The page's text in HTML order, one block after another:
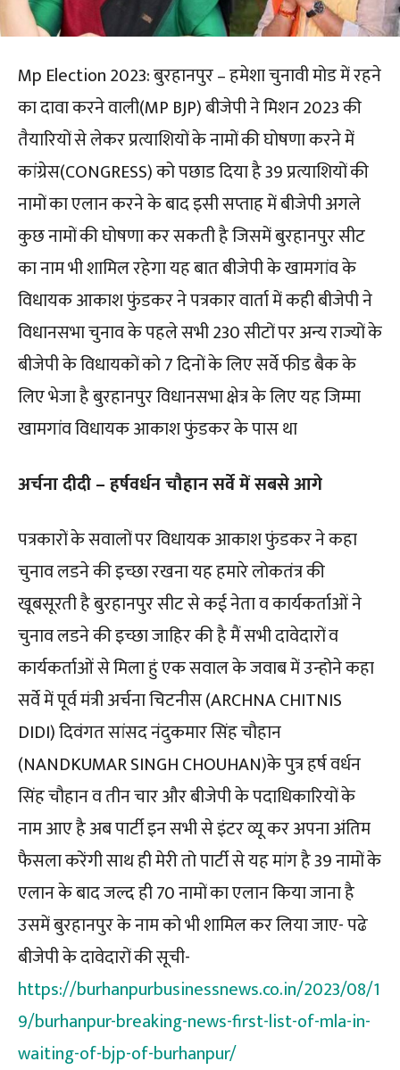
Mp Election 2023: बुरहानपुर – हमेशा चुनावी मोड में रहने
का दावा करने वाली(MP BJP) बीजेपी ने मिशन 2023 की
तैयारियों से लेकर प्रत्याशियों के नामों की घोषणा करने में
कांग्रेस(CONGRESS) को पछाड दिया है 39 प्रत्याशियों की
नामों का एलान करने के बाद इसी सप्ताह में बीजेपी अगले
कुछ नामों की घोषणा कर सकती है जिसमें बुरहानपुर सीट
का नाम भी शामिल रहेगा यह बात बीजेपी के खामगांव के
विधायक आकाश फुंडकर ने पत्रकार वार्ता में कही बीजेपी ने
विधानसभा चुनाव के पहले सभी 230 सीटों पर अन्य राज्यों के
बीजेपी के विधायकों को 7 दिनों के लिए सर्वे फीड बैक के
लिए भेजा है बुरहानपुर विधानसभा क्षेत्र के लिए यह जिम्मा
खामगांव विधायक आकाश फुंडकर के पास था
अर्चना दीदी – हर्षवर्धन चौहान सर्वे में सबसे आगे
पत्रकारों के सवालों पर विधायक आकाश फुंडकर ने कहा
चुनाव लडने की इच्छा रखना यह हमारे लोकतंत्र की
खूबसूरती है बुरहानपुर सीट से कई नेता व कार्यकर्ताओं ने
चुनाव लडने की इच्छा जाहिर की है मैं सभी दावेदारों व
कार्यकर्ताओं से मिला हुं एक सवाल के जवाब में उन्होने कहा
सर्वे में पूर्व मंत्री अर्चना चिटनीस (ARCHNA CHITNIS
DIDI) दिवंगत सांसद नंदुकमार सिंह चौहान
(NANDKUMAR SINGH CHOUHAN)के पुत्र हर्ष वर्धन
सिंह चौहान व तीन चार और बीजेपी के पदाधिकारियों के
नाम आए है अब पार्टी इन सभी से इंटर व्यू कर अपना अंतिम
फैसला करेंगी साथ ही मेरी तो पार्टी से यह मांग है 39 नामों के
एलान के बाद जल्द ही 70 नामों का एलान किया जाना है
उसमें बुरहानपुर के नाम को भी शामिल कर लिया जाए- पढे
बीजेपी के दावेदारों की सूची-
https://burhanpurbusinessnews.co.in/2023/08/1
9/burhanpur-breaking-news-first-list-of-mla-in-
waiting-of-bjp-of-burhanpur/